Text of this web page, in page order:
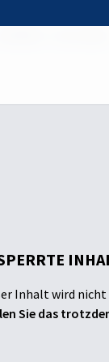
Inhalt wird
Sie das